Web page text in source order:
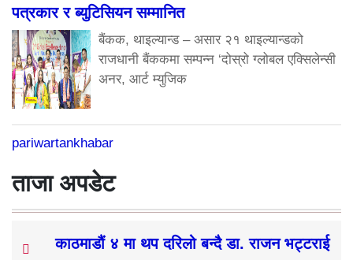
पत्रकार र ब्युटिसियन सम्मानित
बैंकक, थाइल्यान्ड – असार २१ थाइल्यान्डको
राजधानी बैंककमा सम्पन्न ‘दोस्रो ग्लोबल एक्सिलेन्सी
अनर, आर्ट म्युजिक
pariwartankhabar
ताजा अपडेट
काठमाडौं ४ मा थप दरिलो बन्दै डा. राजन भट्टराई